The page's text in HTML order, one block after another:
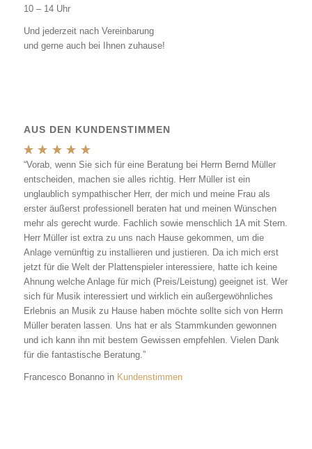
10 – 14 Uhr
Und jederzeit nach Vereinbarung
und gerne auch bei Ihnen zuhause!
AUS DEN KUNDENSTIMMEN
“Vorab, wenn Sie sich für eine Beratung bei Herrn Bernd Müller
entscheiden, machen sie alles richtig. Herr Müller ist ein
unglaublich sympathischer Herr, der mich und meine Frau als
erster äußerst professionell beraten hat und meinen Wünschen
mehr als gerecht wurde. Fachlich sowie menschlich 1A mit Stern.
Herr Müller ist extra zu uns nach Hause gekommen, um die
Anlage vernünftig zu installieren und justieren. Da ich mich erst
jetzt für die Welt der Plattenspieler interessiere, hatte ich keine
Ahnung welche Anlage für mich (Preis/Leistung) geeignet ist. Wer
sich für Musik interessiert und wirklich ein außergewöhnliches
Erlebnis an Musik zu Hause haben möchte sollte sich von Herrn
Müller beraten lassen. Uns hat er als Stammkunden gewonnen
und ich kann ihn mit bestem Gewissen empfehlen. Vielen Dank
für die fantastische Beratung.”
Francesco Bonanno in Kundenstimmen